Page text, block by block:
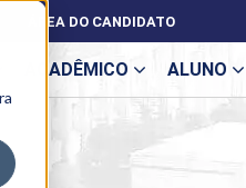
ACADÊMICO ALUNO
ÁREA DO CANDIDATO